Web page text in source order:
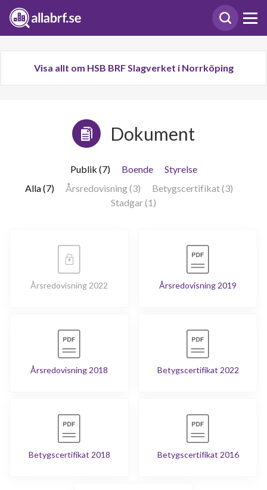
Visa allt om HSB BRF Slagverket i Norrköping
Dokument
Publik (7) Boende
Styrelse
Alla (7)
Årsredovisning (3)
Betygscertifikat (3)
Stadgar (1)
Årsredovisning 2022 Årsredovisning 2019
Årsredovisning 2018 Betygscertifikat 2022
Betygscertifikat 2018 Betygscertifikat 2016